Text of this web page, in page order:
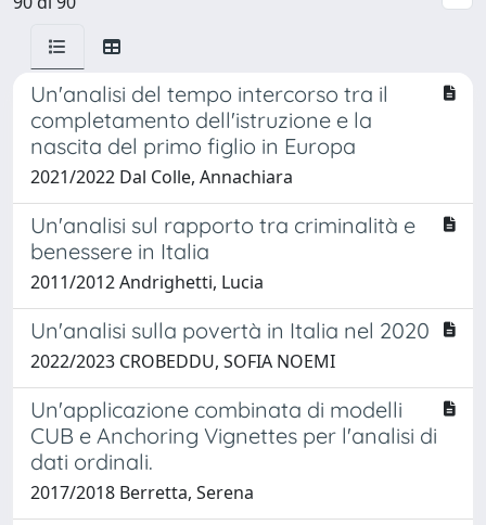
Un'analisi del tempo intercorso tra il
completamento dell'istruzione e la
nascita del primo figlio in Europa
2021/2022 Dal Colle, Annachiara
Un'analisi sul rapporto tra criminalità e
benessere in Italia
2011/2012 Andrighetti, Lucia
Un'analisi sulla povertà in Italia nel 2020
2022/2023 CROBEDDU, SOFIA NOEMI
Un'applicazione combinata di modelli
CUB e Anchoring Vignettes per l'analisi di
dati ordinali.
2017/2018 Berretta, Serena